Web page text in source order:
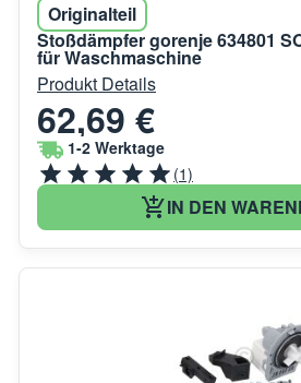
Originalteil
Stoßdämpfer gorenje 634801
für Waschmaschine
Produkt Details
62,69 €
1-2 Werktage
(1)
IN DEN